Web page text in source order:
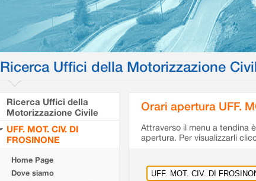
Ricerca Uffici della Motorizzazione
Ricerca Uffici della
Motorizzazione Civile
UFF. MOT. CIV. DI
FROSINONE
Home Page
Dove siamo
Orari apertura UFF.
Attraverso il menu a tendina
apertura. Per visualizzarli